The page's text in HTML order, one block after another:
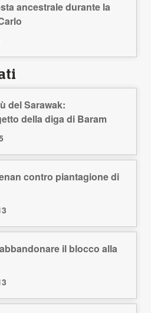
ancestrale durante la
del Sarawak:
della diga di Baram
contro piantagione di
il blocco alla